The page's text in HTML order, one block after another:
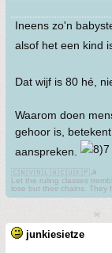
Ineens zo'n
alsof het een kind
Dat wijf is 80 hé,
Waarom doen
gehoor is,
aanspreken.
🇨🇳🇻🇳🇱🇦🇨🇺🇰🇵☭
Let the ruling classes
lose but their chains. They
junkiesietze